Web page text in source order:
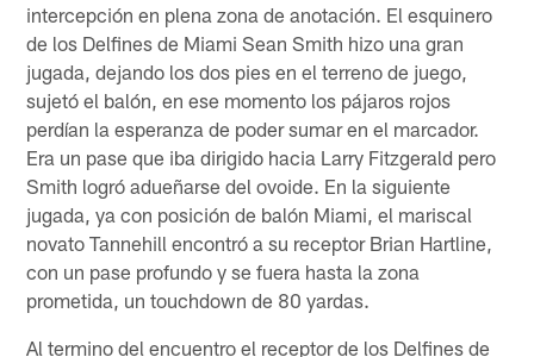
intercepción en plena zona de anotación. El esquinero
de los Delfines de Miami Sean Smith hizo una gran
jugada, dejando los dos pies en el terreno de juego,
sujetó el balón, en ese momento los pájaros rojos
perdían la esperanza de poder sumar en el marcador.
Era un pase que iba dirigido hacia Larry Fitzgerald pero
Smith logró adueñarse del ovoide. En la siguiente
jugada, ya con posición de balón Miami, el mariscal
novato Tannehill encontró a su receptor Brian Hartline,
con un pase profundo y se fuera hasta la zona
prometida, un touchdown de 80 yardas.
Al termino del encuentro el receptor de los Delfines de